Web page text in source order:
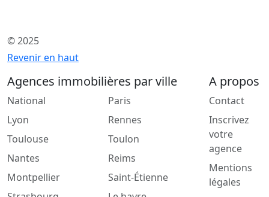
© 2025
Revenir en haut
Agences immobilières par ville
National
Lyon
Toulouse
Nantes
Montpellier
Paris
Rennes
Toulon
Reims
Saint-Étienne
A propos
Contact
Inscrivez
votre
agence
Mentions
légales